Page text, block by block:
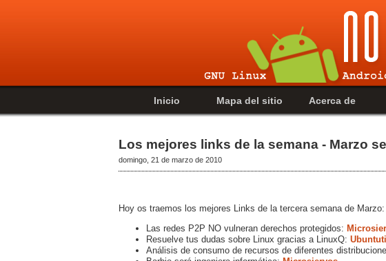
Inicio Mapa del sitio Acerca de
Los mejores links de la semana - Marzo
domingo, 21 de marzo de 2010
Hoy os traemos los mejores Links de la tercera semana de Marzo:
Las redes P2P NO vulneran derechos protegidos:
Resuelve tus dudas sobre Linux gracias a LinuxQ:
Análisis de consumo de recursos de diferentes